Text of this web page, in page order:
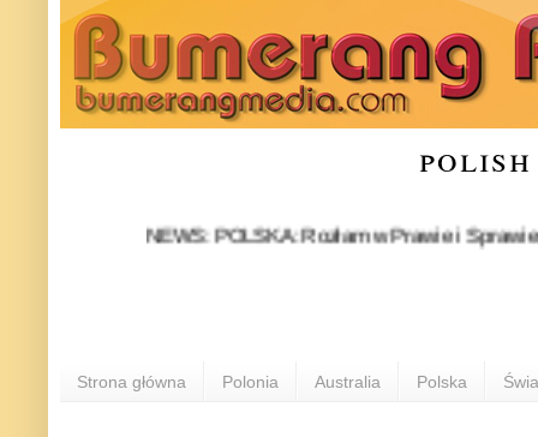
NEWS: POLSKA: Rozłam w Prawie i
Strona główna Polonia Australia Polska